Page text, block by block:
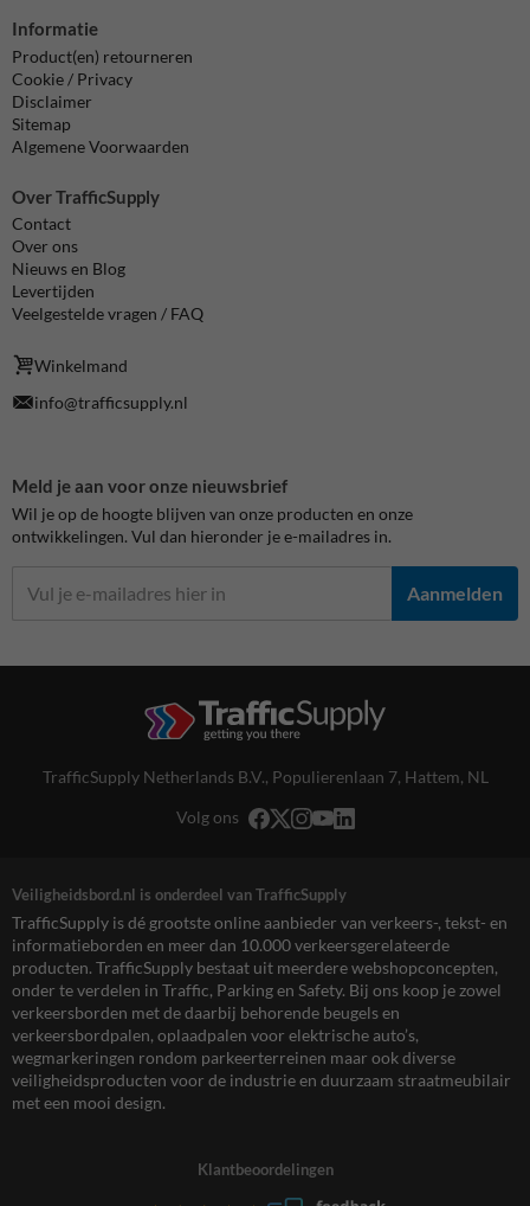
Informatie
Product(en) retourneren
Cookie / Privacy
Disclaimer
Sitemap
Algemene Voorwaarden
Over TrafficSupply
Contact
Over ons
Nieuws en Blog
Levertijden
Veelgestelde vragen / FAQ
Winkelmand
info@trafficsupply.nl
Meld je aan voor onze nieuwsbrief
Wil je op de hoogte blijven van onze producten en onze
ontwikkelingen. Vul dan hieronder je e-mailadres in.
Aanmelden
TrafficSupply Netherlands B.V., Populierenlaan 7, Hattem, NL
Volg ons
Veiligheidsbord.nl is onderdeel van TrafficSupply
TrafficSupply is dé grootste online aanbieder van verkeers-, tekst- en
informatieborden en meer dan 10.000 verkeersgerelateerde
producten. TrafficSupply bestaat uit meerdere webshopconcepten,
onder te verdelen in Traffic, Parking en Safety. Bij ons koop je zowel
verkeersborden met de daarbij behorende beugels en
verkeersbordpalen, oplaadpalen voor elektrische auto’s,
wegmarkeringen rondom parkeerterreinen maar ook diverse
veiligheidsproducten voor de industrie en duurzaam straatmeubilair
met een mooi design.
Klantbeoordelingen